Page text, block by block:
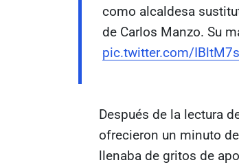
como alcaldesa
de Carlos Manzo. Su
pic.twitter.com/
Después de la lectura
ofrecieron un minuto
llenaba de gritos de